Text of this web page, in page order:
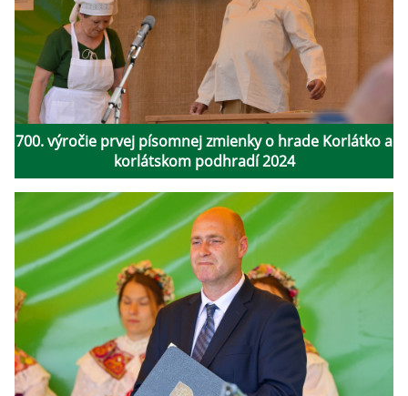
700. výročie prvej písomnej zmienky o hrade Korlátko a
korlátskom podhradí 2024